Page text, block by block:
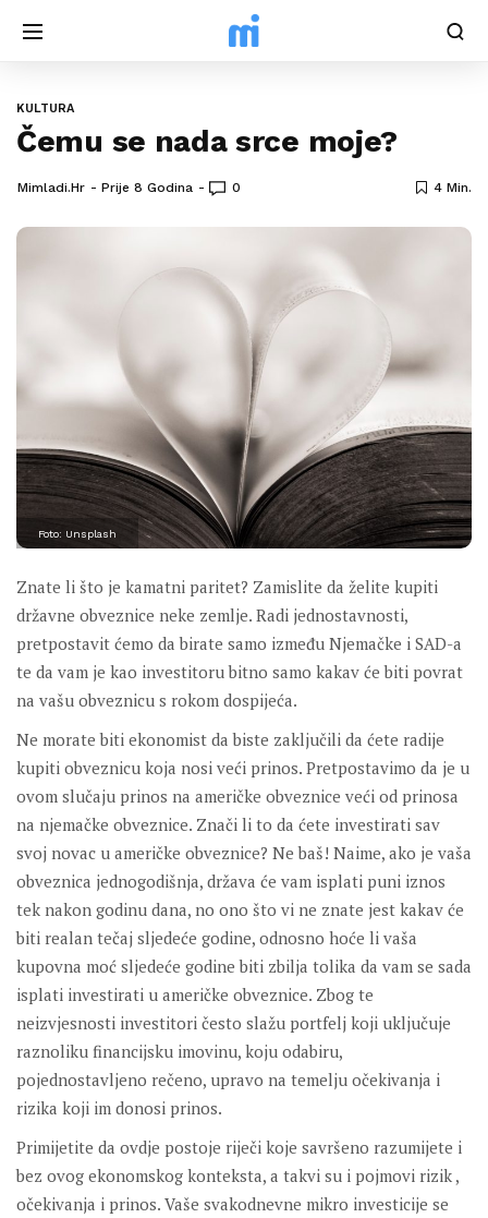
KULTURA
Čemu se nada srce moje?
Mimladi.hr Prije 8 Godina 0 4 Min.
Foto: Unsplash
Znate li što je kamatni paritet? Zamislite da želite kupiti
državne obveznice neke zemlje. Radi jednostavnosti,
pretpostavit ćemo da birate samo između Njemačke i SAD-a
te da vam je kao investitoru bitno samo kakav će biti povrat
na vašu obveznicu s rokom dospijeća.
Ne morate biti ekonomist da biste zaključili da ćete radije
kupiti obveznicu koja nosi veći prinos. Pretpostavimo da je u
ovom slučaju prinos na američke obveznice veći od prinosa
na njemačke obveznice. Znači li to da ćete investirati sav
svoj novac u američke obveznice? Ne baš! Naime, ako je vaša
obveznica jednogodišnja, država će vam isplati puni iznos
tek nakon godinu dana, no ono što vi ne znate jest kakav će
biti realan tečaj sljedeće godine, odnosno hoće li vaša
kupovna moć sljedeće godine biti zbilja tolika da vam se sada
isplati investirati u američke obveznice. Zbog te
neizvjesnosti investitori često slažu portfelj koji uključuje
raznoliku financijsku imovinu, koju odabiru,
pojednostavljeno rečeno, upravo na temelju očekivanja i
rizika koji im donosi prinos.
Primijetite da ovdje postoje riječi koje savršeno razumijete i
bez ovog ekonomskog konteksta, a takvi su i pojmovi rizik ,
očekivanja i prinos. Vaše svakodnevne mikro investicije se